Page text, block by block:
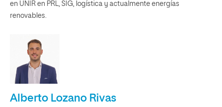
en UNIR en PRL, SIG, logística y actualmente energías
renovables.
Alberto Lozano Rivas